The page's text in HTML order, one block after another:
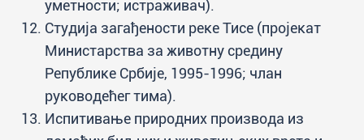
уметности; истраживач).
Студија загађености реке Тисе (пројекат
Министарства за животну средину
Републике Србије, 1995-1996; члан
руководећег тима).
Испитивање природних производа из